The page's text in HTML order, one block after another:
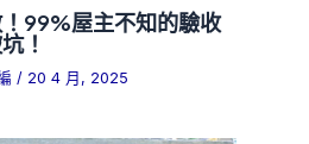
99%屋主不知的驗收
！
/ 20 4 月, 2025